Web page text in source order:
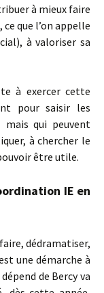
à mieux faire
que l’on appelle
à valoriser sa
à exercer cette
pour saisir les
mais qui peuvent
à chercher le
être utile.
IE en
dédramatiser,
une démarche à
de Bercy va